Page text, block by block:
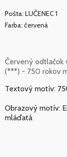
Pošta: LUČENEC 1
Farba: červená
Červený odtlačok
(***) - 750 rokov
Textový motív:
Obrazový motív:
mláďatá